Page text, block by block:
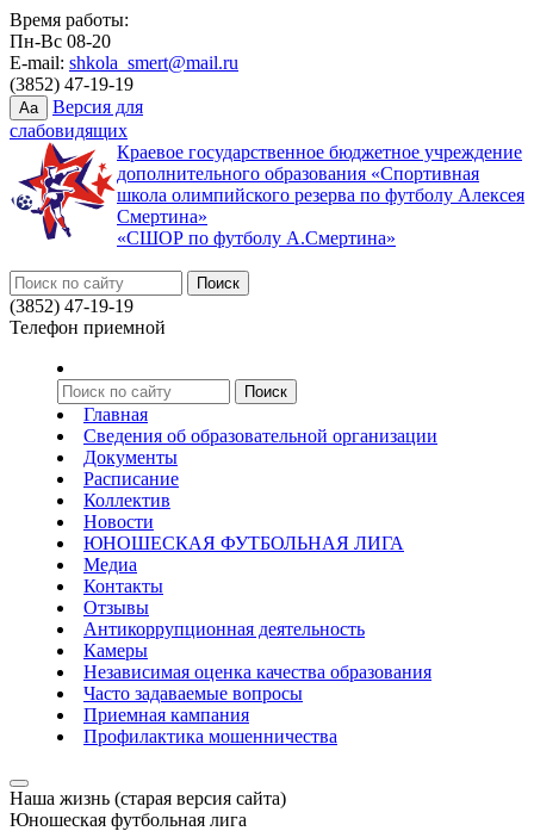
Время работы:
Пн-Вс 08-20
E-mail: shkola_smert@mail.ru
(3852) 47-19-19
Aa
Версия для
слабовидящих
Краевое государственное бюджетное учреждение
дополнительного образования «Спортивная
школа олимпийского резерва по футболу Алексея
Смертина»
«СШОР по футболу А.Смертина»
(3852) 47-19-19
Телефон приемной
Главная
Сведения об образовательной организации
Документы
Расписание
Коллектив
Новости
ЮНОШЕСКАЯ ФУТБОЛЬНАЯ ЛИГА
Медиа
Контакты
Отзывы
Антикоррупционная деятельность
Камеры
Независимая оценка качества образования
Часто задаваемые вопросы
Приемная кампания
Профилактика мошенничества
Наша жизнь (старая версия сайта)
Юношеская футбольная лига